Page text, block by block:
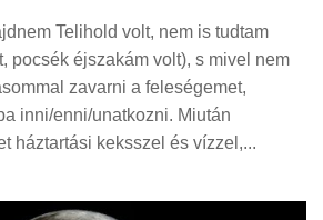
Telihold volt, nem is tudtam
pocsék éjszakám volt), s mivel nem
zavarni a feleségemet,
inni/enni/unatkozni. Miután
háztartási keksszel és vízzel,...